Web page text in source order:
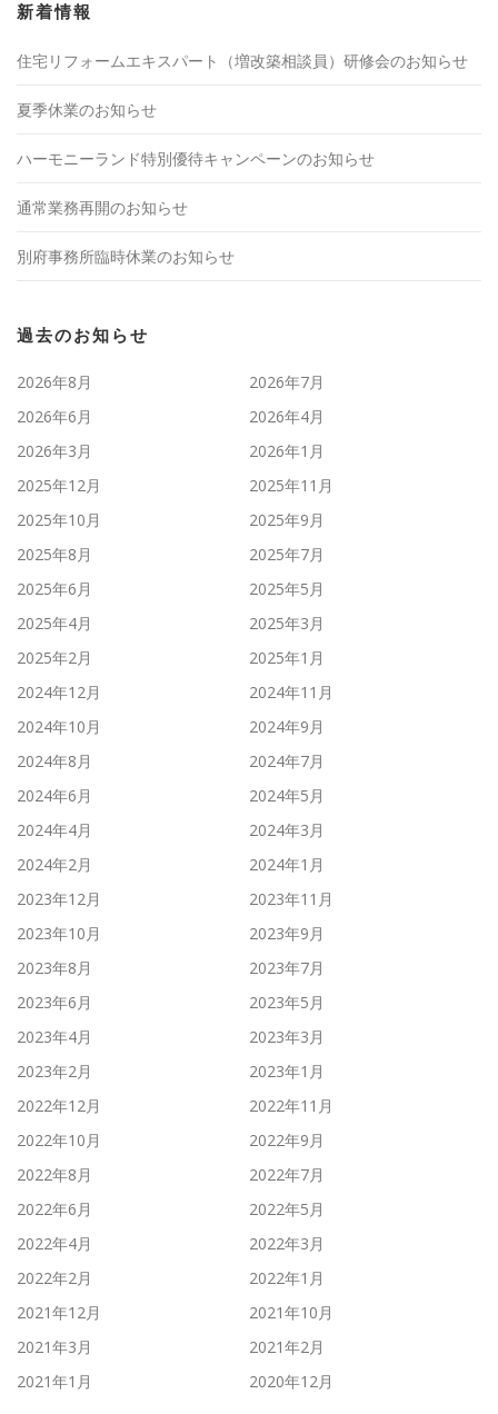
新着情報
住宅リフォームエキスパート（増改築相談員）研修会のお知らせ
夏季休業のお知らせ
ハーモニーランド特別優待キャンペーンのお知らせ
通常業務再開のお知らせ
別府事務所臨時休業のお知らせ
過去のお知らせ
2026年8月
2026年7月
2026年6月
2026年4月
2026年3月
2026年1月
2025年12月
2025年11月
2025年10月
2025年9月
2025年8月
2025年7月
2025年6月
2025年5月
2025年4月
2025年3月
2025年2月
2025年1月
2024年12月
2024年11月
2024年10月
2024年9月
2024年8月
2024年7月
2024年6月
2024年5月
2024年4月
2024年3月
2024年2月
2024年1月
2023年12月
2023年11月
2023年10月
2023年9月
2023年8月
2023年7月
2023年6月
2023年5月
2023年4月
2023年3月
2023年2月
2023年1月
2022年12月
2022年11月
2022年10月
2022年9月
2022年8月
2022年7月
2022年6月
2022年5月
2022年4月
2022年3月
2022年2月
2022年1月
2021年12月
2021年10月
2021年3月
2021年2月
2021年1月
2020年12月